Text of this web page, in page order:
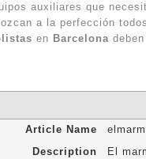
auxiliares que
a la perfección
en Barcelona
Article Name
Description
El